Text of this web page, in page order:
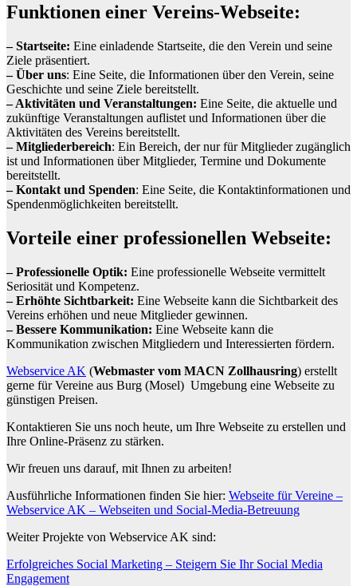
Funktionen einer Vereins-Webseite:
– Startseite: Eine einladende Startseite, die den Verein und seine
Ziele präsentiert.
– Über uns: Eine Seite, die Informationen über den Verein, seine
Geschichte und seine Ziele bereitstellt.
– Aktivitäten und Veranstaltungen: Eine Seite, die aktuelle und
zukünftige Veranstaltungen auflistet und Informationen über die
Aktivitäten des Vereins bereitstellt.
– Mitgliederbereich: Ein Bereich, der nur für Mitglieder zugänglich
ist und Informationen über Mitglieder, Termine und Dokumente
bereitstellt.
– Kontakt und Spenden: Eine Seite, die Kontaktinformationen und
Spendenmöglichkeiten bereitstellt.
Vorteile einer professionellen Webseite:
– Professionelle Optik: Eine professionelle Webseite vermittelt
Seriosität und Kompetenz.
– Erhöhte Sichtbarkeit: Eine Webseite kann die Sichtbarkeit des
Vereins erhöhen und neue Mitglieder gewinnen.
– Bessere Kommunikation: Eine Webseite kann die
Kommunikation zwischen Mitgliedern und Interessierten fördern.
Webservice AK (Webmaster vom MACN Zollhausring) erstellt
gerne für Vereine aus Burg (Mosel) Umgebung eine Webseite zu
günstigen Preisen.
Kontaktieren Sie uns noch heute, um Ihre Webseite zu erstellen und
Ihre Online-Präsenz zu stärken.
Wir freuen uns darauf, mit Ihnen zu arbeiten!
Ausführliche Informationen finden Sie hier: Webseite für Vereine –
Webservice AK – Webseiten und Social-Media-Betreuung
Weiter Projekte von Webservice AK sind:
Erfolgreiches Social Marketing – Steigern Sie Ihr Social Media
Engagement